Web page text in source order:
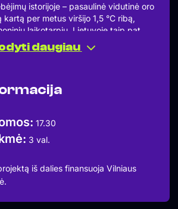
istorijoje – pasaulinė vidutinė oro
per metus viršijo 1,5 °C ribą,
laikotarpiu. Lietuvoje taip pat
temperatūrų skirtumai ir gausūs
ženklas, kad klimato klausimai aktualūs
veiksmus, didinančius mūsų ir šalies
atskleidžia sudėtingą
Nesvarbu, ar esi šios srities
patirties, šios dirbtuvės suteiks naujų
ne jaunesniems nei 16 metų
amžiui ribų nėra – žinios skirtos
daugiau
17.30
3 val.
iš dalies finansuoja Vilniaus